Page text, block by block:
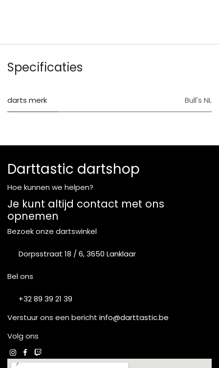
Specificaties
darts merk Bull's NL
Darttastic dartshop
Hoe kunnen we helpen?
Je kunt altijd contact met ons
opnemen
Bezoek onze dartswinkel
Dorpsstraat 18 / 6, 3650 Lanklaar
Bel ons
+32 89 39 21 39
Verstuur ons een bericht info@darttastic.be
Volg ons